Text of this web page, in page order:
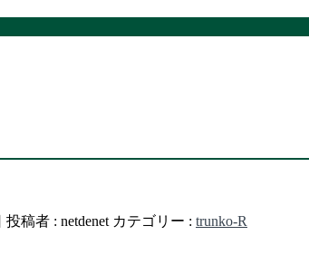
投稿者 : netdenet カテゴリー : trunko-R